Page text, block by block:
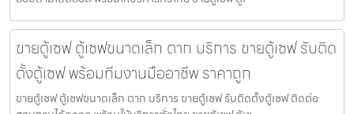
ขายตู้เซฟ ตู้เซฟขนาดเล็ก ตาก บริการ ขายตู้เซฟ รับติด
ตั้งตู้เซฟ พร้อมทีมงานมืออาชีพ ราคาถูก
ขายตู้เซฟ ตู้เซฟขนาดเล็ก ตาก บริการ ขายตู้เซฟ รับติดตั้งตู้เซฟ ติดต่อ